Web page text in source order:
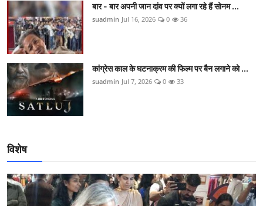
बार - बार अपनी जान दांव पर क्यों लगा रहे हैं सोनम ...
suadmin Jul 16, 2026 0 36
कांग्रेस काल के घटनाक्रम की फिल्म पर बैन लगाने को ...
suadmin Jul 7, 2026 0 33
विशेष